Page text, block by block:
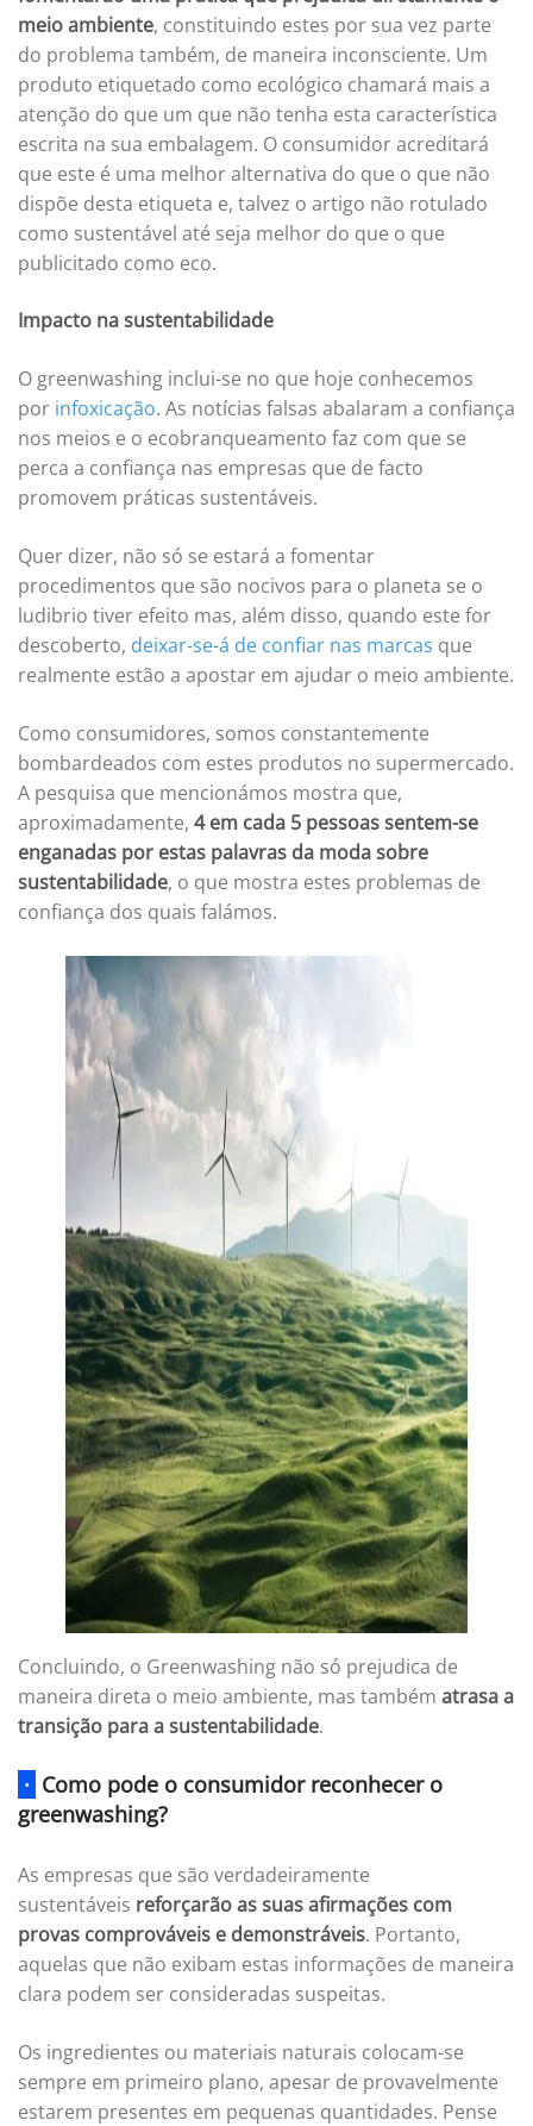
meio ambiente, constituindo estes por sua vez parte
do problema também, de maneira inconsciente. Um
produto etiquetado como ecológico chamará mais a
atenção do que um que não tenha esta característica
escrita na sua embalagem. O consumidor acreditará
que este é uma melhor alternativa do que o que não
dispõe desta etiqueta e, talvez o artigo não rotulado
como sustentável até seja melhor do que o que
publicitado como eco.
Impacto na sustentabilidade
O greenwashing inclui-se no que hoje conhecemos
por infoxicação. As notícias falsas abalaram a confiança
nos meios e o ecobranqueamento faz com que se
perca a confiança nas empresas que de facto
promovem práticas sustentáveis.
Quer dizer, não só se estará a fomentar
procedimentos que são nocivos para o planeta se o
ludibrio tiver efeito mas, além disso, quando este for
descoberto, deixar-se-á de confiar nas marcas que
realmente estão a apostar em ajudar o meio ambiente.
Como consumidores, somos constantemente
bombardeados com estes produtos no supermercado.
A pesquisa que mencionámos mostra que,
aproximadamente, 4 em cada 5 pessoas sentem-se
enganadas por estas palavras da moda sobre
sustentabilidade, o que mostra estes problemas de
confiança dos quais falámos.
Concluindo, o Greenwashing não só prejudica de
maneira direta o meio ambiente, mas também atrasa a
transição para a sustentabilidade.
· Como pode o consumidor reconhecer o
greenwashing?
As empresas que são verdadeiramente
sustentáveis reforçarão as suas afirmações com
provas comprováveis e demonstráveis. Portanto,
aquelas que não exibam estas informações de maneira
clara podem ser consideradas suspeitas.
Os ingredientes ou materiais naturais colocam-se
sempre em primeiro plano, apesar de provavelmente
estarem presentes em pequenas quantidades. Pense